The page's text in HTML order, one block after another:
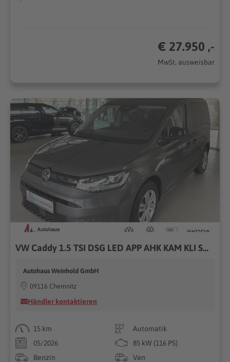
€ 27.950 ,-
MwSt. ausweisbar
VW Caddy 1.5 TSI DSG LED APP AHK KAM KLI SHZ
Autohaus Weinhold GmbH
09116 Chemnitz
Händler kontaktieren
15 km
Automatik
05/2026
85 kW (116 PS)
Benzin
Van